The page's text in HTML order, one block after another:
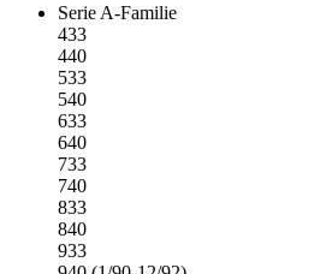
Serie A-Familie
433
440
533
540
633
640
733
740
833
840
933